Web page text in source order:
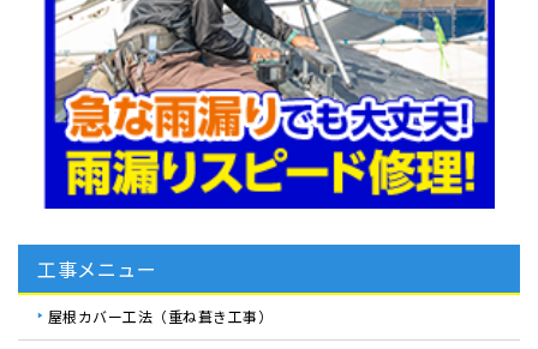
工事メニュー
屋根カバー工法（重ね葺き工事）